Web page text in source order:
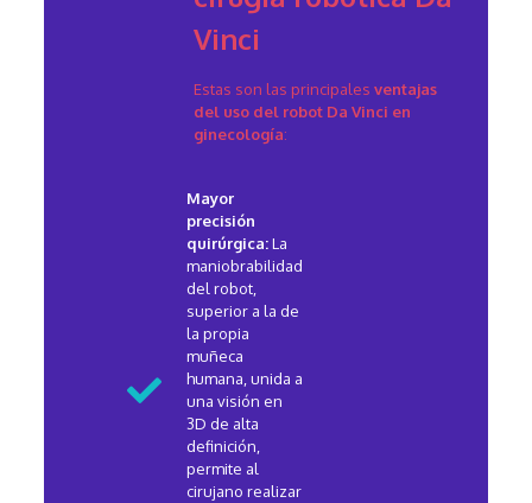
Vinci
Estas son las principalesventajas
del uso del robot Da Vinci en
ginecología:
Mayor
precisión
quirúrgica:La
maniobrabilidad
del robot,
superior a la de
la propia
muñeca
humana, unida a
una visión en
3D de alta
definición,
permite al
cirujano realizar